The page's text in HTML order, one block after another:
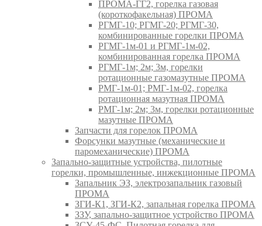
ПРОМА-ГГ2, горелка газовая
(короткофакельная) ПРОМА
РГМГ-10; РГМГ-20; РГМГ-30,
комбинированные горелки ПРОМА
РГМГ-1м-01 и РГМГ-1м-02,
комбинированная горелка ПРОМА
РГМГ-1м; 2м; 3м, горелки
ротационные газомазутные ПРОМА
РМГ-1м-01; РМГ-1м-02, горелка
ротационная мазутная ПРОМА
РМГ-1м; 2м; 3м, горелки ротационные
мазутные ПРОМА
Запчасти для горелок ПРОМА
Форсунки мазутные (механические и
паромеханические) ПРОМА
Запально-защитные устройства, пилотные
горелки, промышленные, инжекционные ПРОМА
Запальник ЭЗ, электрозапальник газовый
ПРОМА
ЗГИ-К1, ЗГИ-К2, запальная горелка ПРОМА
ЗЗУ, запально-защитное устройство ПРОМА